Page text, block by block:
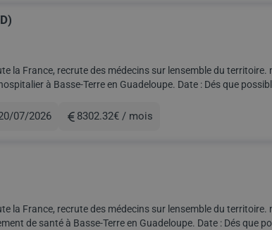
la France, recrute des médecins sur lensemble du territoire.
Terre en Guadeloupe. Date : Dés que possible
07/2026
Rémunération
8302.32€ / mois
la France, recrute des médecins sur lensemble du territoire.
Basse-Terre en Guadeloupe. Date : Dés que possible